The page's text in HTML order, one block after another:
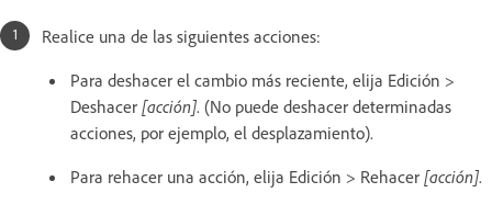
Realice una de las siguientes acciones:
Para deshacer el cambio más reciente, elija Edición >
Deshacer [acción]. (No puede deshacer determinadas
acciones, por ejemplo, el desplazamiento).
Para rehacer una acción, elija Edición > Rehacer [acción].